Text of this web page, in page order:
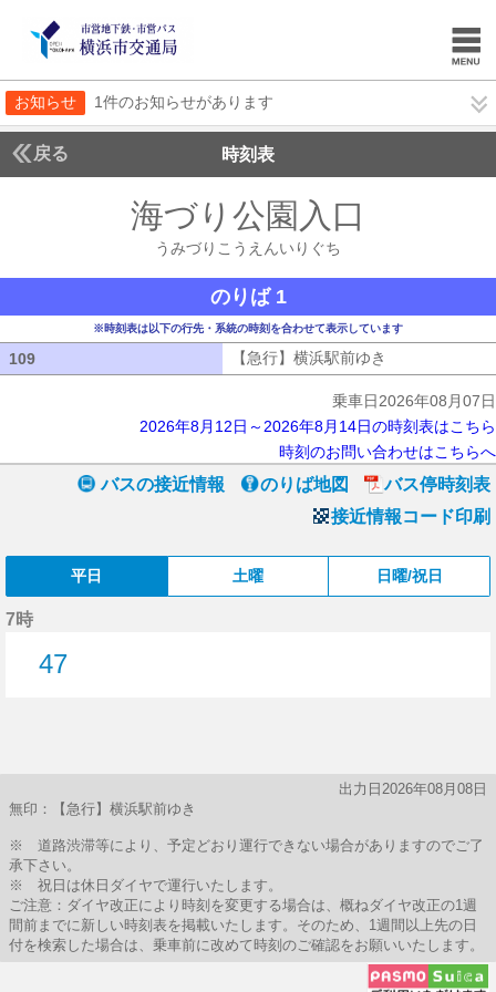
お知らせ 1件のお知らせがあります
戻る 時刻表
海づり公園入口
うみづりこうえんいりぐち
のりば 1
※時刻表は以下の行先・系統の時刻を合わせて表示しています
109 【急行】横浜駅前ゆき
乗車日2026年08月07日
2026年8月12日～2026年8月14日の時刻表はこちら
時刻のお問い合わせはこちらへ
バスの接近情報 のりば地図
バス停時刻表
接近情報コード印刷
平日 土曜 日曜/祝日
7時
47
出力日2026年08月08日
無印：【急行】横浜駅前ゆき
※ 道路渋滞等により、予定どおり運行できない場合がありますのでご了
承下さい。
※ 祝日は休日ダイヤで運行いたします。
ご注意：ダイヤ改正により時刻を変更する場合は、概ねダイヤ改正の1週
間前までに新しい時刻表を掲載いたします。そのため、1週間以上先の日
付を検索した場合は、乗車前に改めて時刻のご確認をお願いいたします。